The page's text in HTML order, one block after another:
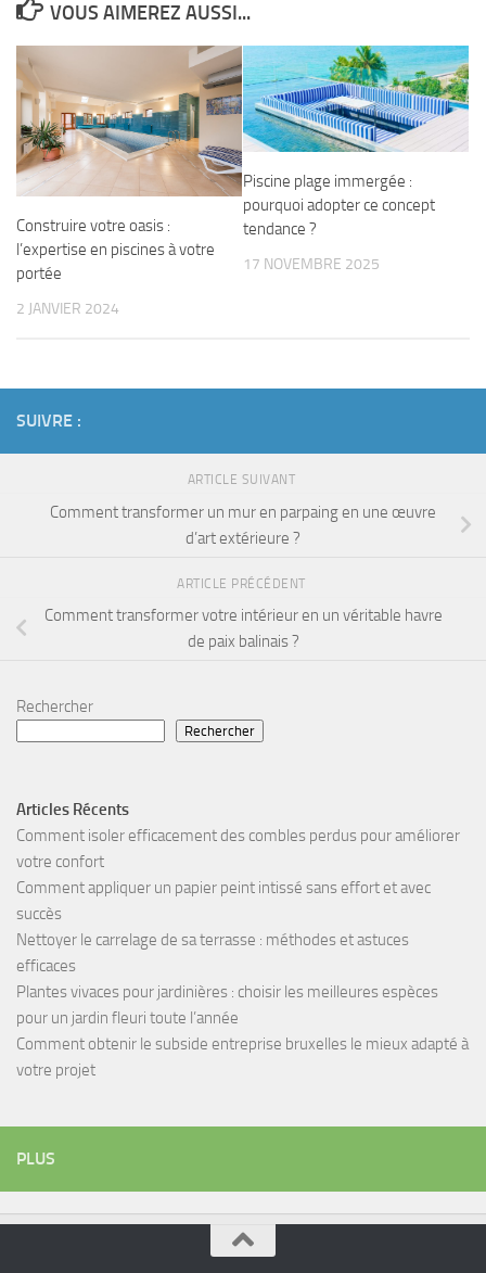
VOUS AIMEREZ AUSSI...
Construire votre oasis :
l’expertise en piscines à votre
portée
2 JANVIER 2024
Piscine plage immergée :
pourquoi adopter ce concept
tendance ?
17 NOVEMBRE 2025
SUIVRE :
ARTICLE SUIVANT
Comment transformer un mur en parpaing en une œuvre
d’art extérieure ?
ARTICLE PRÉCÉDENT
Comment transformer votre intérieur en un véritable havre
de paix balinais ?
Rechercher
Rechercher
Articles Récents
Comment isoler efficacement des combles perdus pour améliorer
votre confort
Comment appliquer un papier peint intissé sans effort et avec
succès
Nettoyer le carrelage de sa terrasse : méthodes et astuces
efficaces
Plantes vivaces pour jardinières : choisir les meilleures espèces
pour un jardin fleuri toute l’année
Comment obtenir le subside entreprise bruxelles le mieux adapté à
votre projet
PLUS